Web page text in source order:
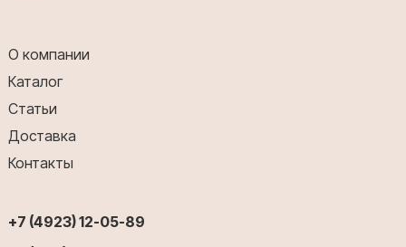
О компании
Каталог
Статьи
Доставка
Контакты
+7 (4923) 12-05-89